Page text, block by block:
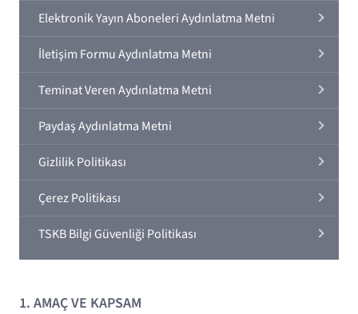
Elektronik Yayın Aboneleri Aydınlatma Metni
İletişim Formu Aydınlatma Metni
Teminat Veren Aydınlatma Metni
Paydaş Aydınlatma Metni
Gizlilik Politikası
Çerez Politikası
TSKB Bilgi Güvenliği Politikası
1. AMAÇ VE KAPSAM